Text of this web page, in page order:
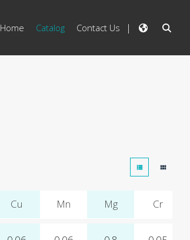
Home Catalog Contact Us
Cu Mn Mg Cr